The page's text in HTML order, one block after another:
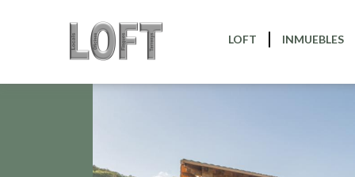
LOFT INMUEBLES
Volver